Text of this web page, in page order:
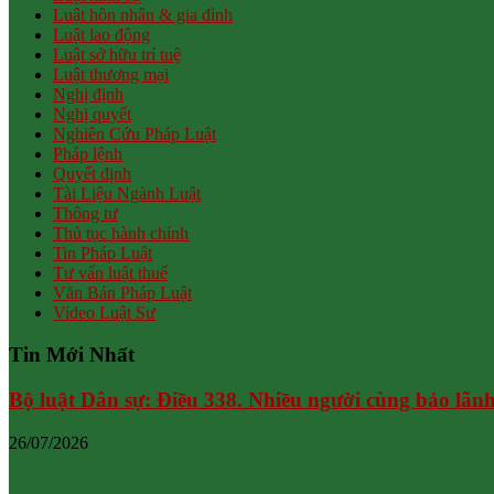
Luật hôn nhân & gia đình
Luật lao động
Luật sở hữu trí tuệ
Luật thương mại
Nghị định
Nghị quyết
Nghiên Cứu Pháp Luật
Pháp lệnh
Quyết định
Tài Liệu Ngành Luật
Thông tư
Thủ tục hành chính
Tin Pháp Luật
Tư vấn luật thuế
Văn Bản Pháp Luật
Video Luật Sư
Tin Mới Nhất
Bộ luật Dân sự: Điều 338. Nhiều người cùng bảo
26/07/2026